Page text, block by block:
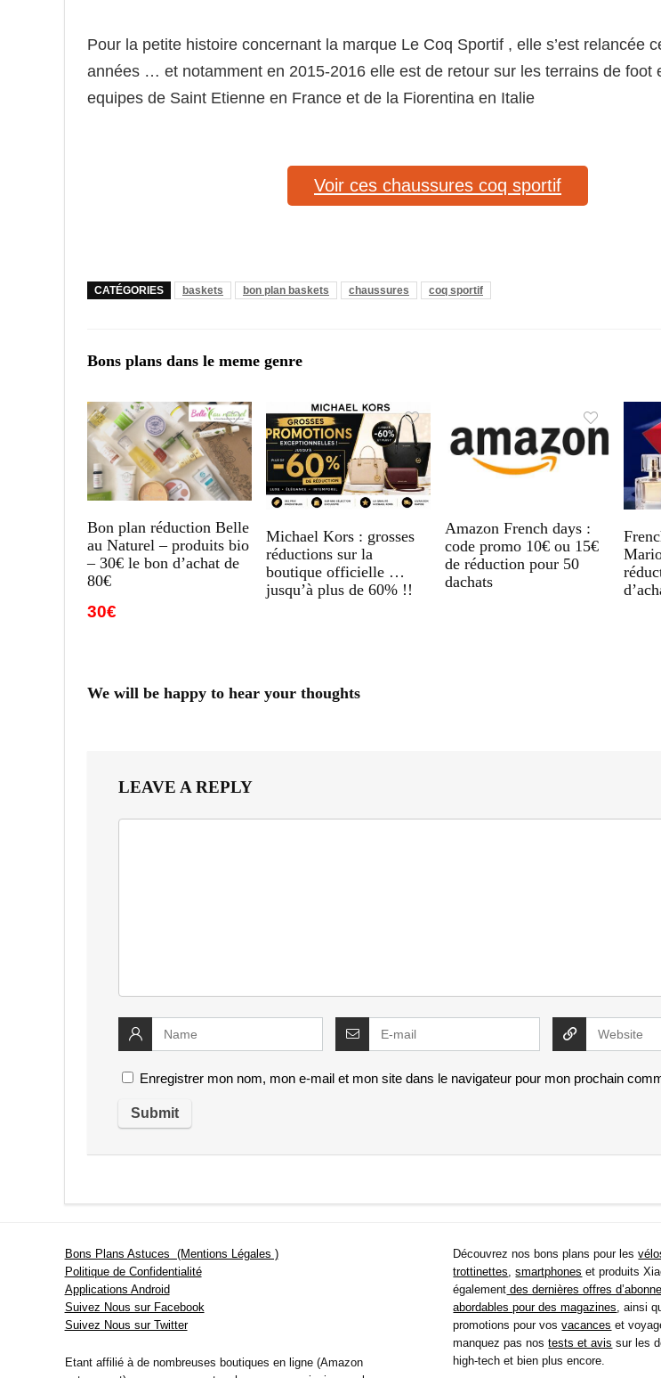
Pour la petite histoire concernant la marque Le Coq Sportif , elle s’est relancée
années … et notamment en 2015-2016 elle est de retour sur les terrains de foot
equipes de Saint Etienne en France et de la Fiorentina en Italie
Voir ces chaussures coq sportif
CATÉGORIES baskets bon plan baskets chaussures coq sportif
Bons plans dans le meme genre
Bon plan réduction Belle
au Naturel – produits bio
– 30€ le bon d’achat de
80€
30€
Michael Kors : grosses
réductions sur la
boutique officielle …
jusqu’à plus de 60% !!
Amazon French days :
code promo 10€ ou 15€
de réduction pour 50
dachats
We will be happy to hear your thoughts
LEAVE A REPLY
Enregistrer mon nom, mon e-mail et mon site dans le navigateur pour mon prochain
Bons Plans Astuces (Mentions Légales )
Politique de Confidentialité
Applications Android
Suivez Nous sur Facebook
Suivez Nous sur Twitter
Etant affilié à de nombreuses boutiques en ligne (Amazon
Découvrez nos bons plans pour les
trottinettes ,smartphones et produits
également des dernières offres
abordables pour des magazines , ainsi
promotions pour vosvacances et
manquez pas nostests et avis sur les
high-tech et bien plus encore.